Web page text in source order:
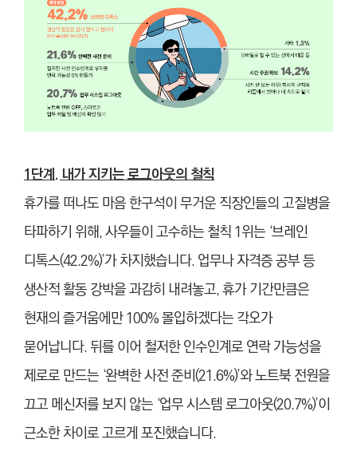
1단계. 내가 지키는 로그아웃의 철칙
휴가를 떠나도 마음 한구석이 무거운 직장인들의 고질병을
타파하기 위해, 사우들이 고수하는 철칙 1위는 ‘브레인
디톡스(42.2%)’가 차지했습니다. 업무나 자격증 공부 등
생산적 활동 강박을 과감히 내려놓고, 휴가 기간만큼은
현재의 즐거움에만 100% 몰입하겠다는 각오가
묻어납니다. 뒤를 이어 철저한 인수인계로 연락 가능성을
제로로 만드는 ‘완벽한 사전 준비(21.6%)’와 노트북 전원을
끄고 메신저를 보지 않는 ‘업무 시스템 로그아웃(20.7%)’이
근소한 차이로 고르게 포진했습니다.